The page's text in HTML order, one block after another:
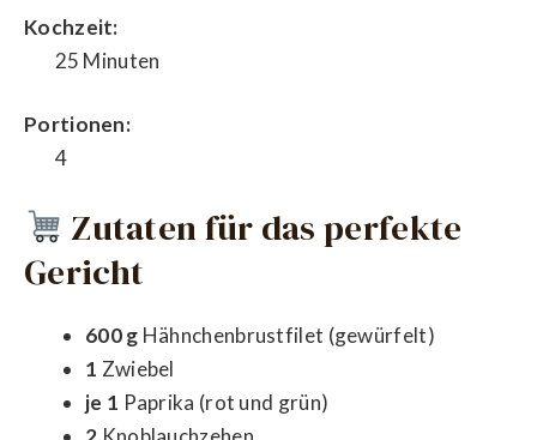
Kochzeit:
25 Minuten
Portionen:
4
Zutaten für das perfekte
Gericht
600 g Hähnchenbrustfilet (gewürfelt)
1 Zwiebel
je 1 Paprika (rot und grün)